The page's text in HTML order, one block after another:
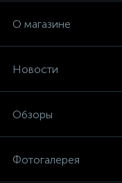
О магазине
Новости
Обзоры
Фотогалерея